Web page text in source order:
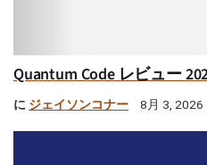
Quantum Code レビュー
に ジェイソンコナー 8月 3, 2026